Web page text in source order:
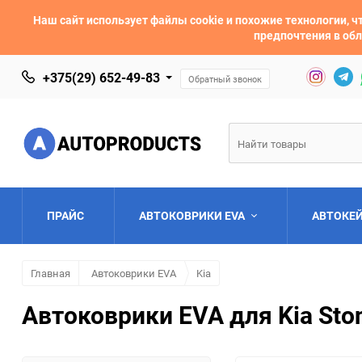
Наш сайт использует файлы cookie и похожие технологии,
предпочтения в
+375(29) 652-49-83 Обратный звонок
ПРАЙС
AC
Asia Aston Martin
АВТОКОВРИКИ EVA
Главная Автоковрики EVA Kia
Автоковрики EVA для Kia